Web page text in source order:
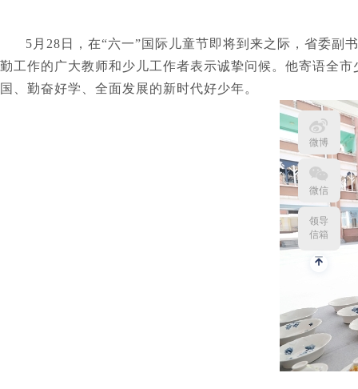
微博
微信
领导
信箱
5月28日，在“六一”国际儿童节即将到来之际，省委副
勤工作的广大教师和少儿工作者表示诚挚问候。他寄语全
国、勤奋好学、全面发展的新时代好少年。